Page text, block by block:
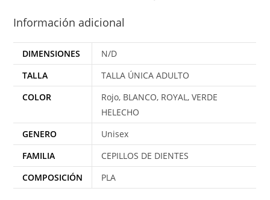
Información adicional
DIMENSIONES
N/D
TALLA
TALLA ÚNICA ADULTO
COLOR
Rojo, BLANCO, ROYAL, VERDE
HELECHO
GENERO
Unisex
FAMILIA
CEPILLOS DE DIENTES
COMPOSICIÓN
PLA